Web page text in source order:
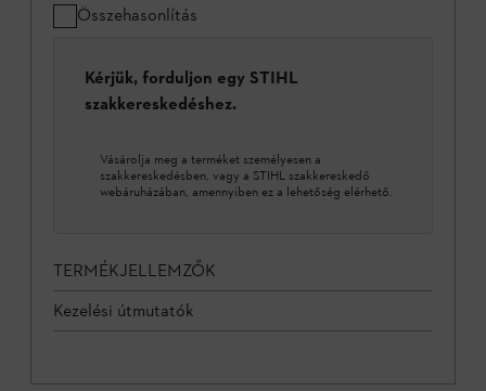
Összehasonlítás
Kérjük, forduljon egy STIHL
szakkereskedéshez.
Vásárolja meg a terméket személyesen a
szakkereskedésben, vagy a STIHL szakkereskedő
webáruházában, amennyiben ez a lehetőség elérhető.
TERMÉKJELLEMZŐK
Kezelési útmutatók